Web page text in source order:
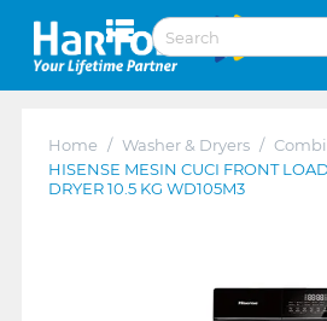
Home / Washer & Dryers /
HISENSE MESIN CUCI FRONT
DRYER 10.5 KG WD105M3